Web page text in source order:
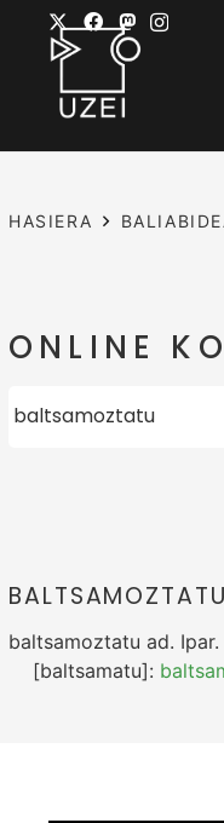
HASIERA
ONLINE
baltsamoztatu ad. Ipar.
[baltsamatu]: